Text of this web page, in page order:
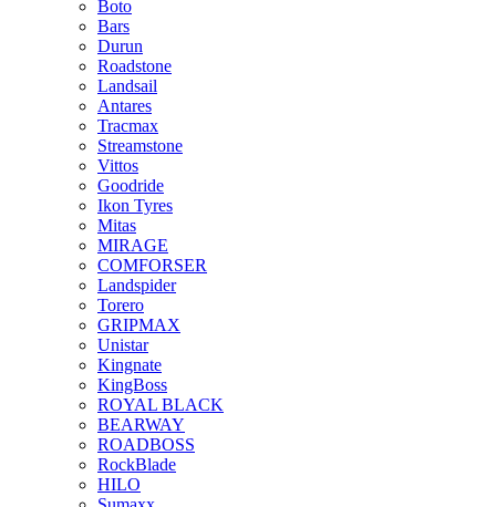
Boto
Bars
Durun
Roadstone
Landsail
Antares
Tracmax
Streamstone
Vittos
Goodride
Ikon Tyres
Mitas
MIRAGE
COMFORSER
Landspider
Torero
GRIPMAX
Unistar
Kingnate
KingBoss
ROYAL BLACK
BEARWAY
ROADBOSS
RockBlade
HILO